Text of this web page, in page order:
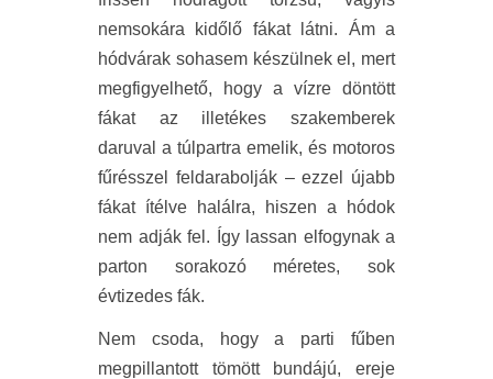
nemsokára kidőlő fákat látni. Ám a
hódvárak sohasem készülnek el, mert
megfigyelhető, hogy a vízre döntött
fákat az illetékes szakemberek
daruval a túlpartra emelik, és motoros
fűrésszel feldarabolják – ezzel újabb
fákat ítélve halálra, hiszen a hódok
nem adják fel. Így lassan elfogynak a
parton sorakozó méretes, sok
évtizedes fák.
Nem csoda, hogy a parti fűben
megpillantott tömött bundájú, ereje